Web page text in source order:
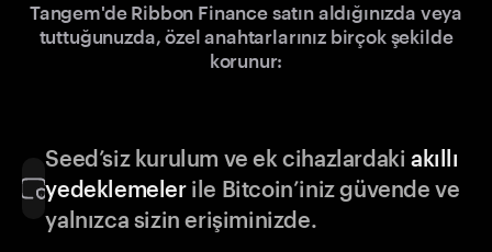
Tangem'de Ribbon Finance satın aldığınızda veya
tuttuğunuzda, özel anahtarlarınız birçok şekilde
korunur:
Seed’siz kurulum ve ek cihazlardakiakıllı
yedeklemelerile Bitcoin’iniz güvende ve
yalnızca sizin erişiminizde.